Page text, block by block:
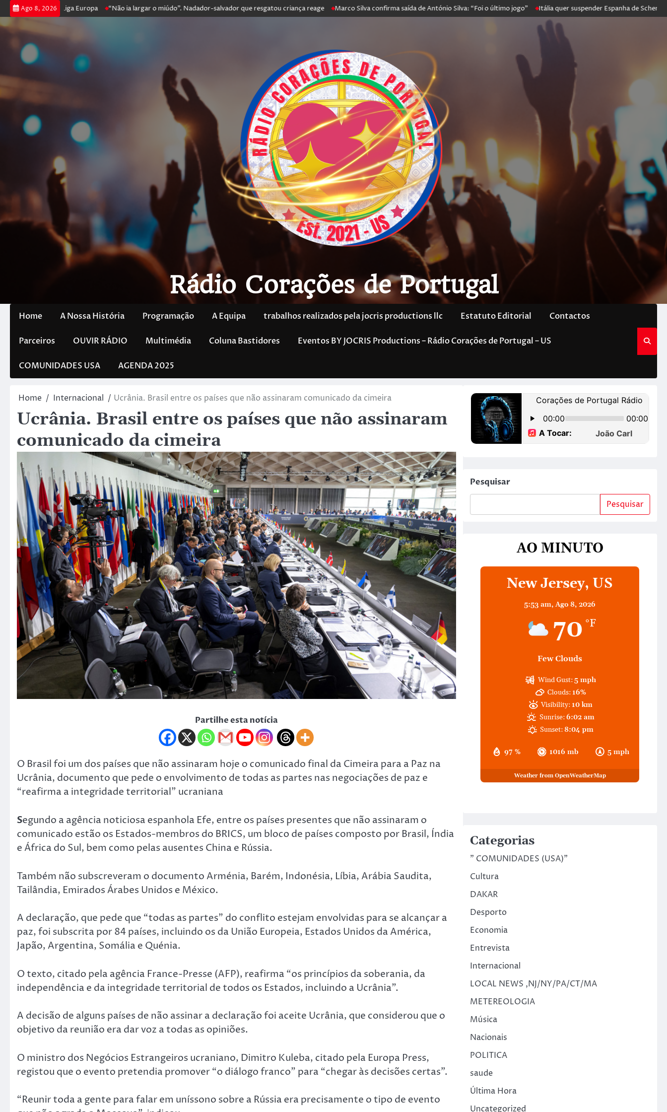
Ago 8, 2026
na Liga Europa “Não ia largar o miúdo”. Nadador-salvador que resgatou criança reage Marco Silva confirma saída de António Silva: “Foi o último jogo” Itália quer suspender Espanha de Schengen.
Rádio Corações de Portugal
Home A Nossa História Programação A Equipa trabalhos realizados pela jocris productions llc Estatuto Editorial Contactos
Parceiros OUVIR RÁDIO Multimédia Coluna Bastidores Eventos BY JOCRIS Productions – Rádio Corações de Portugal – US
COMUNIDADES USA AGENDA 2025
Home Internacional Ucrânia. Brasil entre os países que não assinaram comunicado da cimeira
Ucrânia. Brasil entre os países que não assinaram
comunicado da cimeira
Partilhe esta notícia
O Brasil foi um dos países que não assinaram hoje o comunicado final da Cimeira para a Paz na
Ucrânia, documento que pede o envolvimento de todas as partes nas negociações de paz e
“reafirma a integridade territorial” ucraniana
Segundo a agência noticiosa espanhola Efe, entre os países presentes que não assinaram o
comunicado estão os Estados-membros do BRICS, um bloco de países composto por Brasil, Índia
e África do Sul, bem como pelas ausentes China e Rússia.
Também não subscreveram o documento Arménia, Barém, Indonésia, Líbia, Arábia Saudita,
Tailândia, Emirados Árabes Unidos e México.
A declaração, que pede que “todas as partes” do conflito estejam envolvidas para se alcançar a
paz, foi subscrita por 84 países, incluindo os da União Europeia, Estados Unidos da América,
Japão, Argentina, Somália e Quénia.
O texto, citado pela agência France-Presse (AFP), reafirma “os princípios da soberania, da
independência e da integridade territorial de todos os Estados, incluindo a Ucrânia”.
A decisão de alguns países de não assinar a declaração foi aceite Ucrânia, que considerou que o
objetivo da reunião era dar voz a todas as opiniões.
O ministro dos Negócios Estrangeiros ucraniano, Dimitro Kuleba, citado pela Europa Press,
registou que o evento pretendia promover “o diálogo franco” para “chegar às decisões certas”.
“Reunir toda a gente para falar em uníssono sobre a Rússia era precisamente o tipo de evento
Pesquisar
Pesquisar
AO MINUTO
New Jersey, US
5:53 am,Ago 8, 2026
70 °F
Few Clouds
97 % 1016 mb 5 mph
Wind Gust:5 mph
Clouds: 16%
Visibility: 10 km
Sunrise:6:02 am
Sunset:8:04 pm
Weather from OpenWeatherMap
Categorias
" COMUNIDADES (USA)"
Cultura
DAKAR
Desporto
Economia
Entrevista
Internacional
LOCAL NEWS ,NJ/NY/PA/CT/MA
METEREOLOGIA
Música
Nacionais
POLITICA
saude
Última Hora
Uncategorized